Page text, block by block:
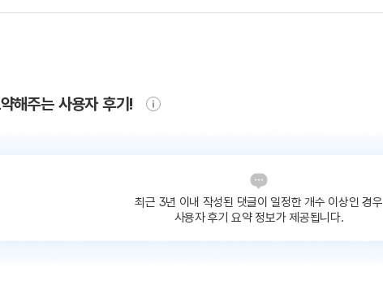
해주는 사용자 후기!
최근 3년 이내 작성된 댓글이 일정한 개수 이상인 경우
사용자 후기 요약 정보가 제공됩니다.